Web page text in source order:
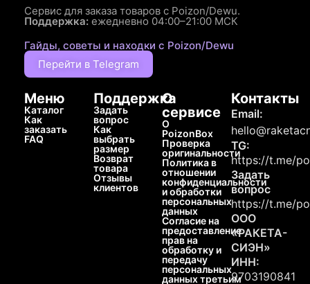
Сервис для заказа товаров с Poizon/Dewu.
Поддержка: ежедневно 04:00–21:00 МСК
Гайды, советы и находки с Poizon/Dewu
Перейти в Telegram
Меню
Каталог
Как
заказать
FAQ
Поддержка
Задать
вопрос
Как
выбрать
размер
Возврат
товара
Отзывы
клиентов
О
сервисе
О
PoizonBox
Проверка
оригинальности
Политика в
отношении
конфиденциальности
и обработки
персональных
данных
Согласие на
предоставление
прав на
обработку и
передачу
персональных
данных третьим
Контакты
Email:
TG:
https://t.me/
Задать
вопрос
https://t.me/
ООО
«РАКЕТА-
СИЭН»
ИНН:
9703190841